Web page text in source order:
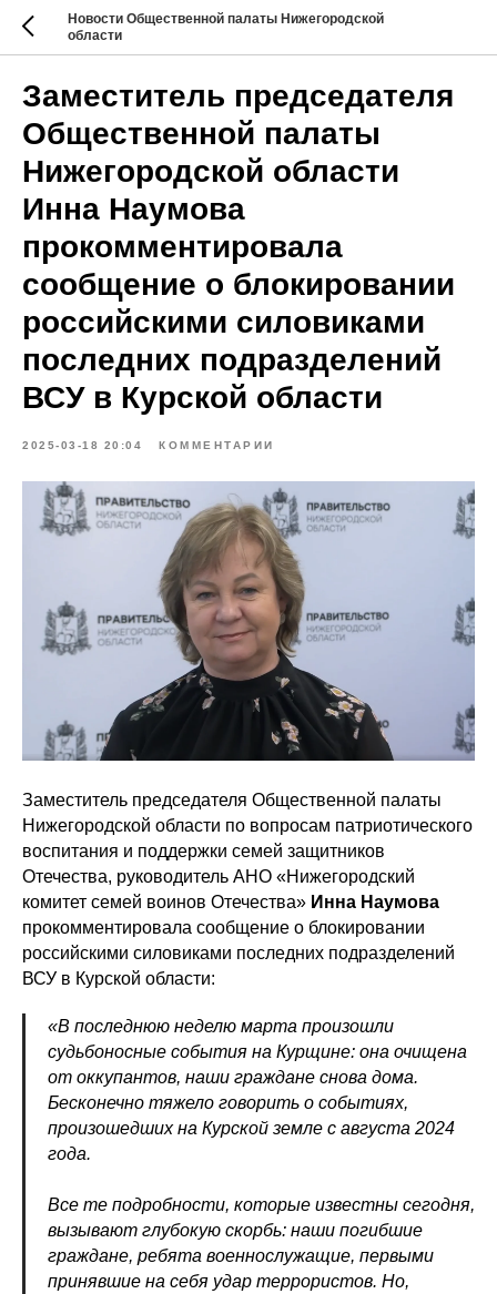
Новости Общественной палаты Нижегородской
области
Заместитель председателя
Общественной палаты
Нижегородской области
Инна Наумова
прокомментировала
сообщение о блокировании
российскими силовиками
последних подразделений
ВСУ в Курской области
2025-03-18 20:04 КОММЕНТАРИИ
Заместитель председателя Общественной палаты
Нижегородской области по вопросам патриотического
воспитания и поддержки семей защитников
Отечества, руководитель АНО «Нижегородский
комитет семей воинов Отечества» Инна Наумова
прокомментировала сообщение о блокировании
российскими силовиками последних подразделений
ВСУ в Курской области:
«В последнюю неделю марта произошли
судьбоносные события на Курщине: она очищена
от оккупантов, наши граждане снова дома.
Бесконечно тяжело говорить о событиях,
произошедших на Курской земле с августа 2024
года.
Все те подробности, которые известны сегодня,
вызывают глубокую скорбь: наши погибшие
граждане, ребята военнослужащие, первыми
принявшие на себя удар террористов. Но,